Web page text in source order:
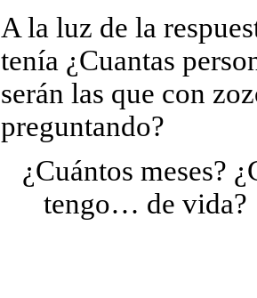
A la luz de la
tenía ¿Cuantas
serán las que con
preguntando?
¿Cuántos meses?
tengo… de vida?